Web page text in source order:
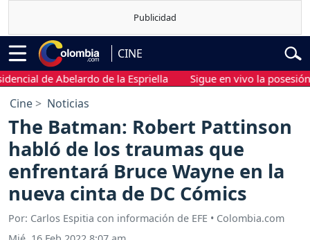
CINE
de Abelardo de la Espriella Sigue en vivo la posesión
Cine Noticias
The Batman: Robert Pattinson
habló de los traumas que
enfrentará Bruce Wayne en la
nueva cinta de DC Cómics
Por: Carlos Espitia con información de EFE • Colombia.com